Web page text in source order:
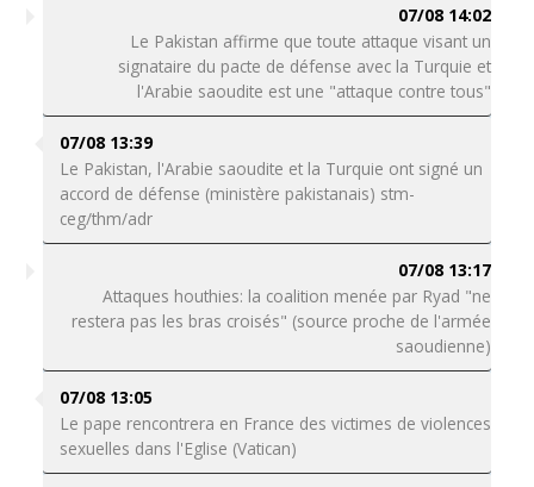
07/08 14:02
Le Pakistan affirme que toute attaque visant un
signataire du pacte de défense avec la Turquie et
l'Arabie saoudite est une "attaque contre tous"
07/08 13:39
Le Pakistan, l'Arabie saoudite et la Turquie ont signé un
accord de défense (ministère pakistanais) stm-
ceg/thm/adr
07/08 13:17
Attaques houthies: la coalition menée par Ryad "ne
restera pas les bras croisés" (source proche de l'armée
saoudienne)
07/08 13:05
Le pape rencontrera en France des victimes de violences
sexuelles dans l'Eglise (Vatican)